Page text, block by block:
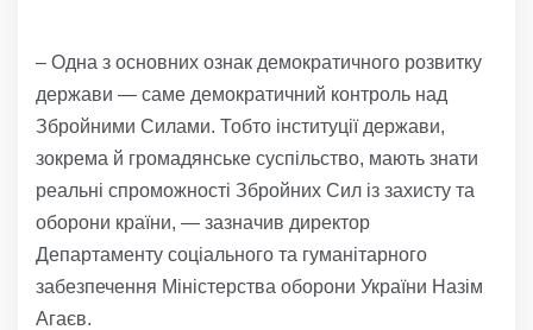
– Одна з основних ознак демократичного розвитку
держави — саме демократичний контроль над
Збройними Силами. Тобто інституції держави,
зокрема й громадянське суспільство, мають знати
реальні спроможності Збройних Сил із захисту та
оборони країни, — зазначив директор
Департаменту соціального та гуманітарного
забезпечення Міністерства оборони України Назім
Агаєв.